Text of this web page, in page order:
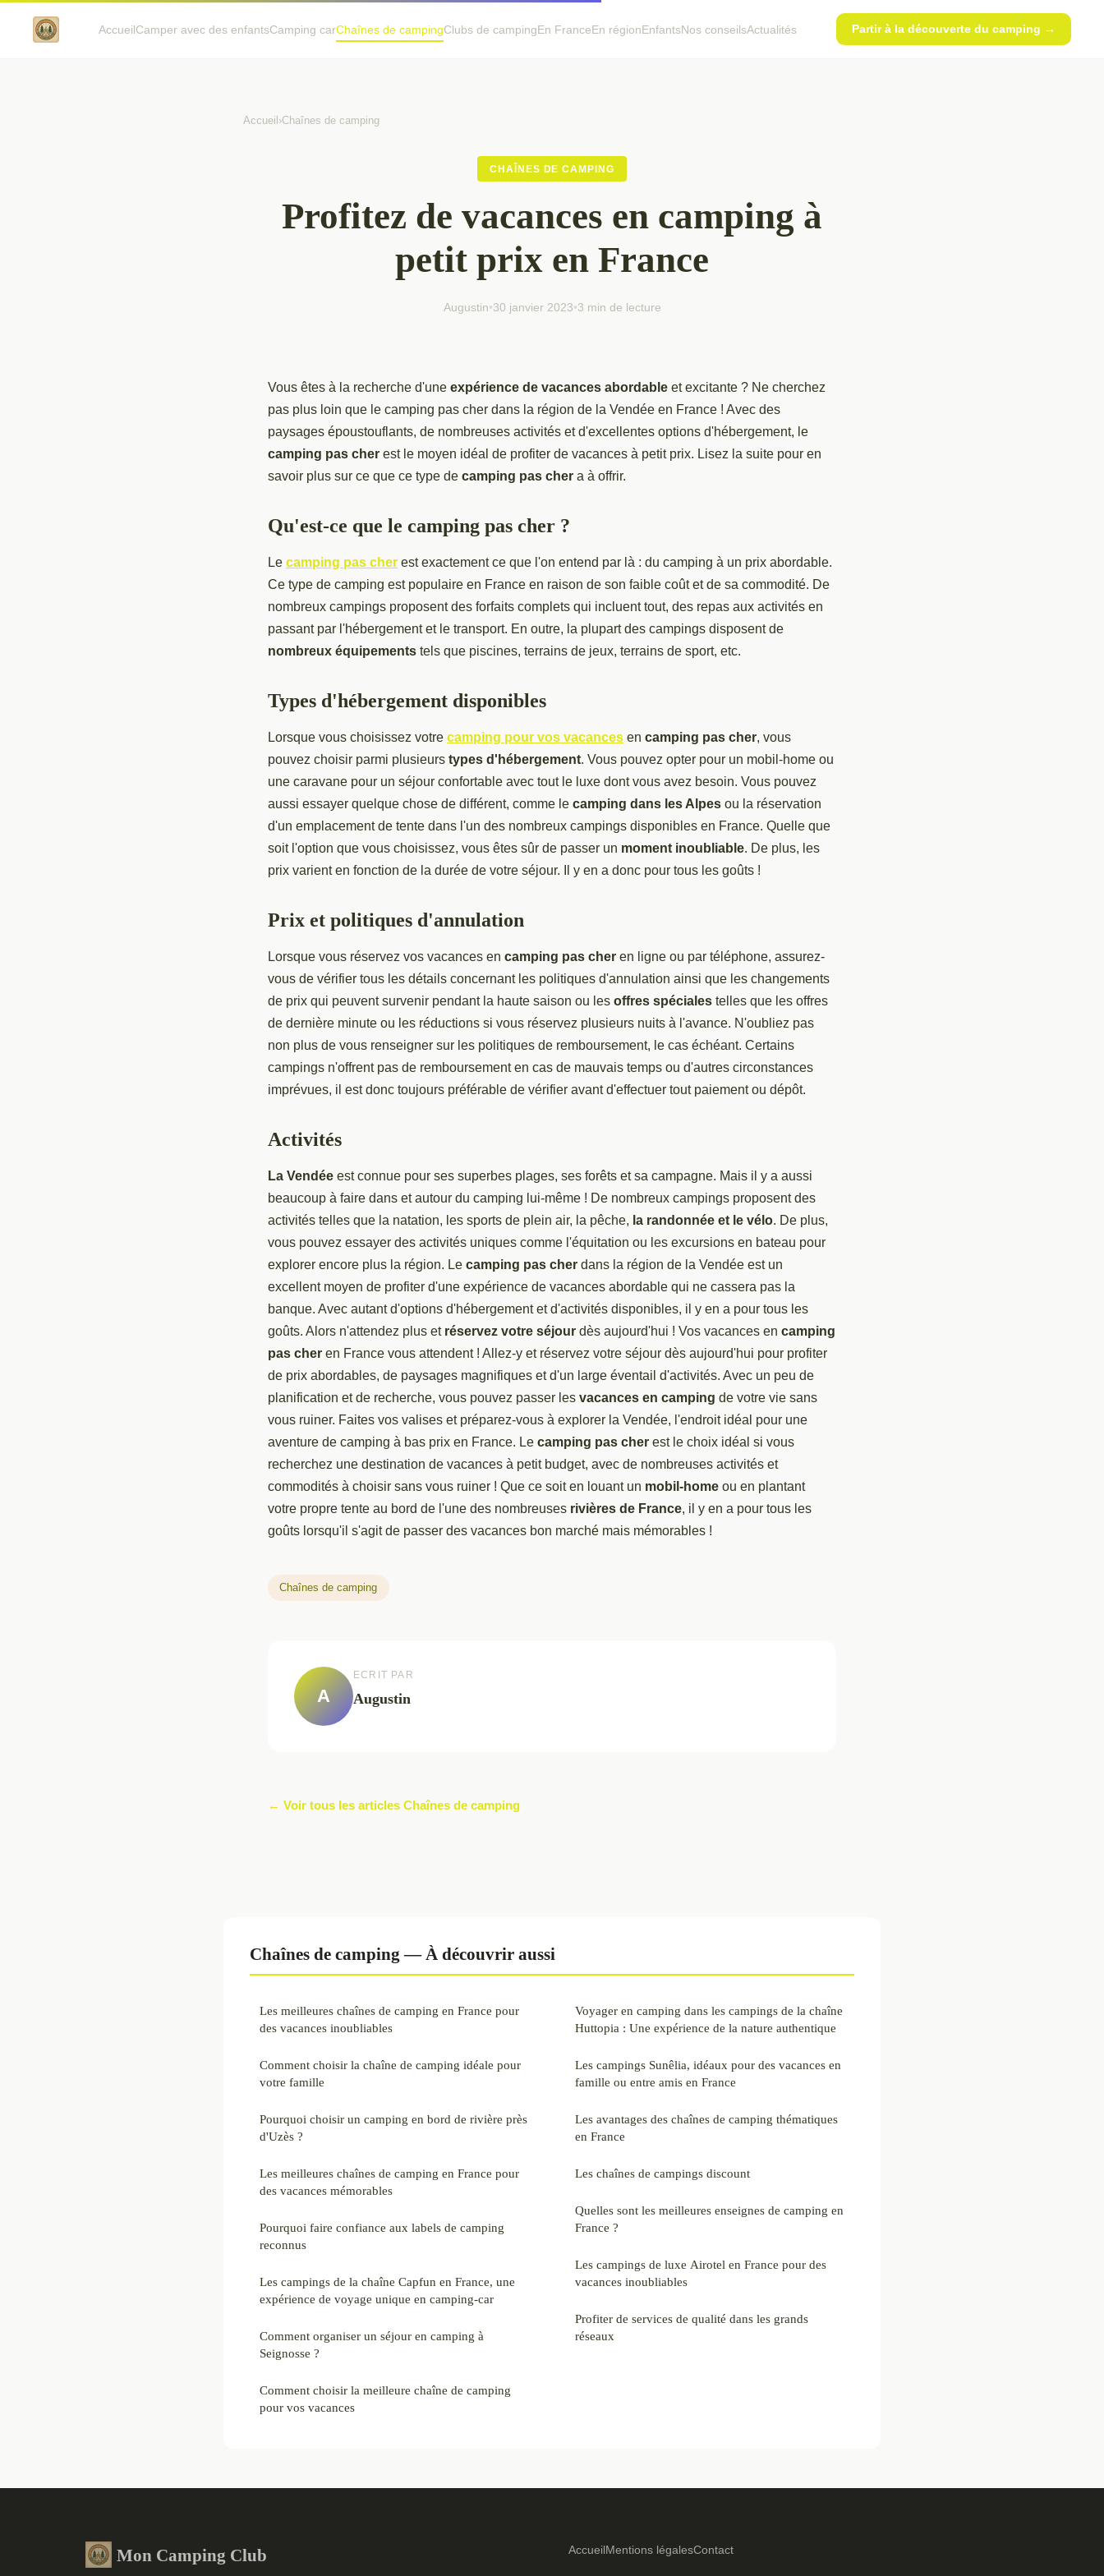
AccueilCamper avec des enfantsCamping carChaînes de campingClubs de campingEn FranceEn régionEnfantsNos conseilsActualités Partir à la découverte du camping →
Accueil ›Chaînes de camping
CHAÎNES DE CAMPING
Profitez de vacances en camping à
petit prix en France
Augustin•30 janvier 2023•3 min de lecture
Vous êtes à la recherche d'une expérience de vacances abordable et excitante ? Ne cherchez
pas plus loin que le camping pas cher dans la région de la Vendée en France ! Avec des
paysages époustouflants, de nombreuses activités et d'excellentes options d'hébergement, le
camping pas cher est le moyen idéal de profiter de vacances à petit prix. Lisez la suite pour en
savoir plus sur ce que ce type de camping pas cher a à offrir.
Qu'est-ce que le camping pas cher ?
Le camping pas cher est exactement ce que l'on entend par là : du camping à un prix abordable.
Ce type de camping est populaire en France en raison de son faible coût et de sa commodité. De
nombreux campings proposent des forfaits complets qui incluent tout, des repas aux activités en
passant par l'hébergement et le transport. En outre, la plupart des campings disposent de
nombreux équipements tels que piscines, terrains de jeux, terrains de sport, etc.
Types d'hébergement disponibles
Lorsque vous choisissez votre camping pour vos vacances en camping pas cher, vous
pouvez choisir parmi plusieurs types d'hébergement. Vous pouvez opter pour un mobil-home ou
une caravane pour un séjour confortable avec tout le luxe dont vous avez besoin. Vous pouvez
aussi essayer quelque chose de différent, comme le camping dans les Alpes ou la réservation
d'un emplacement de tente dans l'un des nombreux campings disponibles en France. Quelle que
soit l'option que vous choisissez, vous êtes sûr de passer un moment inoubliable. De plus, les
prix varient en fonction de la durée de votre séjour. Il y en a donc pour tous les goûts !
Prix et politiques d'annulation
Lorsque vous réservez vos vacances en camping pas cher en ligne ou par téléphone, assurez-
vous de vérifier tous les détails concernant les politiques d'annulation ainsi que les changements
de prix qui peuvent survenir pendant la haute saison ou les offres spéciales telles que les offres
de dernière minute ou les réductions si vous réservez plusieurs nuits à l'avance. N'oubliez pas
non plus de vous renseigner sur les politiques de remboursement, le cas échéant. Certains
campings n'offrent pas de remboursement en cas de mauvais temps ou d'autres circonstances
imprévues, il est donc toujours préférable de vérifier avant d'effectuer tout paiement ou dépôt.
Activités
La Vendée est connue pour ses superbes plages, ses forêts et sa campagne. Mais il y a aussi
beaucoup à faire dans et autour du camping lui-même ! De nombreux campings proposent des
activités telles que la natation, les sports de plein air, la pêche, la randonnée et le vélo. De plus,
vous pouvez essayer des activités uniques comme l'équitation ou les excursions en bateau pour
explorer encore plus la région. Le camping pas cher dans la région de la Vendée est un
excellent moyen de profiter d'une expérience de vacances abordable qui ne cassera pas la
banque. Avec autant d'options d'hébergement et d'activités disponibles, il y en a pour tous les
goûts. Alors n'attendez plus et réservez votre séjour dès aujourd'hui ! Vos vacances en camping
pas cher en France vous attendent ! Allez-y et réservez votre séjour dès aujourd'hui pour profiter
de prix abordables, de paysages magnifiques et d'un large éventail d'activités. Avec un peu de
planification et de recherche, vous pouvez passer les vacances en camping de votre vie sans
vous ruiner. Faites vos valises et préparez-vous à explorer la Vendée, l'endroit idéal pour une
aventure de camping à bas prix en France. Le camping pas cher est le choix idéal si vous
recherchez une destination de vacances à petit budget, avec de nombreuses activités et
commodités à choisir sans vous ruiner ! Que ce soit en louant un mobil-home ou en plantant
votre propre tente au bord de l'une des nombreuses rivières de France, il y en a pour tous les
goûts lorsqu'il s'agit de passer des vacances bon marché mais mémorables !
Chaînes de camping
A
ECRIT PAR
Augustin
← Voir tous les articles Chaînes de camping
Chaînes de camping — À découvrir aussi
Les meilleures chaînes de camping en France pour
des vacances inoubliables
Comment choisir la chaîne de camping idéale pour
votre famille
Pourquoi choisir un camping en bord de rivière près
d'Uzès ?
Les meilleures chaînes de camping en France pour
des vacances mémorables
Pourquoi faire confiance aux labels de camping
reconnus
Les campings de la chaîne Capfun en France, une
expérience de voyage unique en camping-car
Comment organiser un séjour en camping à
Seignosse ?
Comment choisir la meilleure chaîne de camping
pour vos vacances
Voyager en camping dans les campings de la chaîne
Huttopia : Une expérience de la nature authentique
Les campings Sunêlia, idéaux pour des vacances en
famille ou entre amis en France
Les avantages des chaînes de camping thématiques
en France
Les chaînes de campings discount
Quelles sont les meilleures enseignes de camping en
France ?
Les campings de luxe Airotel en France pour des
vacances inoubliables
Profiter de services de qualité dans les grands
réseaux
Mon Camping Club AccueilMentions légalesContact